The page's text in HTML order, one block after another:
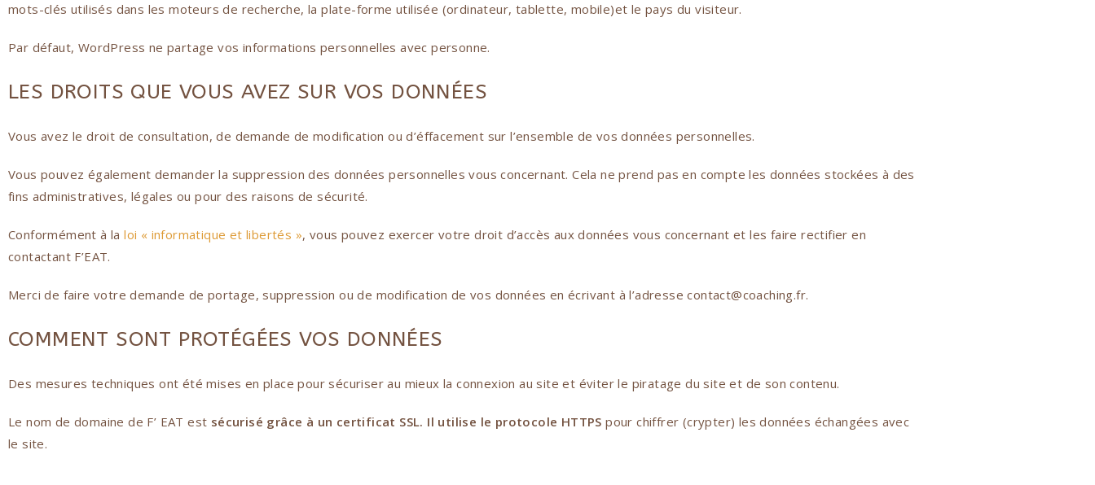
mots-clés utilisés dans les moteurs de recherche, la plate-forme utilisée (ordinateur, tablette, mobile)et le pays du visiteur.
Par défaut, WordPress ne partage vos informations personnelles avec personne.
LES DROITS QUE VOUS AVEZ SUR VOS DONNÉES
Vous avez le droit de consultation, de demande de modification ou d’éffacement sur l’ensemble de vos données personnelles.
Vous pouvez également demander la suppression des données personnelles vous concernant. Cela ne prend pas en compte les données stockées à des
fins administratives, légales ou pour des raisons de sécurité.
Conformément à laloi « informatique et libertés », vous pouvez exercer votre droit d’accès aux données vous concernant et les faire rectifier en
contactant F’EAT.
Merci de faire votre demande de portage, suppression ou de modification de vos données en écrivant à l’adresse contact@coaching.fr.
COMMENT SONT PROTÉGÉES VOS DONNÉES
Des mesures techniques ont été mises en place pour sécuriser au mieux la connexion au site et éviter le piratage du site et de son contenu.
Le nom de domaine de F’ EAT est sécurisé grâce à un certificat SSL. Il utilise le protocole HTTPS pour chiffrer (crypter) les données échangées avec
le site.